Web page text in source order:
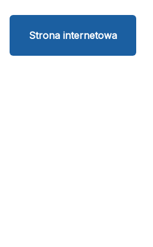
Strona internetowa